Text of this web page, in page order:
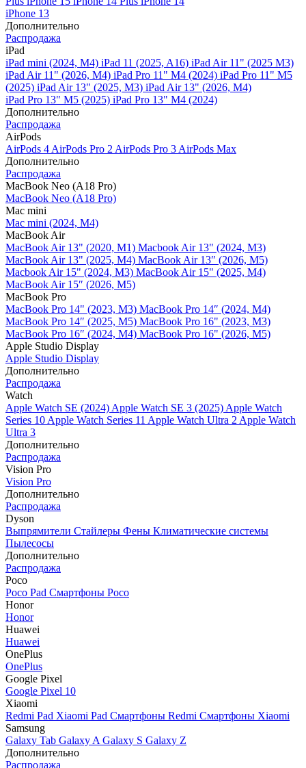
iPhone 13
Дополнительно
Распродажа
iPad
iPad mini (2024, M4) iPad 11 (2025, A16) iPad Air 11" (2025 M3)
iPad Air 11" (2026, M4) iPad Pro 11" M4 (2024) iPad Pro 11" M5
(2025) iPad Air 13" (2025, M3) iPad Air 13" (2026, M4)
iPad Pro 13" M5 (2025) iPad Pro 13" M4 (2024)
Дополнительно
Распродажа
AirPods
AirPods 4 AirPods Pro 2 AirPods Pro 3 AirPods Max
Дополнительно
Распродажа
MacBook Neo (A18 Pro)
MacBook Neo (A18 Pro)
Mac mini
Mac mini (2024, M4)
MacBook Air
MacBook Air 13" (2020, M1) Macbook Air 13" (2024, M3)
MacBook Air 13" (2025, M4) MacBook Air 13″ (2026, M5)
Macbook Air 15" (2024, M3) MacBook Air 15" (2025, M4)
MacBook Air 15″ (2026, M5)
MacBook Pro
MacBook Pro 14" (2023, M3) MacBook Pro 14″ (2024, M4)
MacBook Pro 14″ (2025, M5) MacBook Pro 16" (2023, M3)
MacBook Pro 16″ (2024, M4) MacBook Pro 16" (2026, M5)
Apple Studio Display
Apple Studio Display
Дополнительно
Распродажа
Watch
Apple Watch SE (2024) Apple Watch SE 3 (2025) Apple Watch
Series 10 Apple Watch Series 11 Apple Watch Ultra 2 Apple Watch
Ultra 3
Дополнительно
Распродажа
Vision Pro
Vision Pro
Дополнительно
Распродажа
Dyson
Выпрямители Стайлеры Фены Климатические системы
Пылесосы
Дополнительно
Распродажа
Poco
Poco Pad Смартфоны Poco
Honor
Honor
Huawei
Huawei
OnePlus
OnePlus
Google Pixel
Google Pixel 10
Xiaomi
Redmi Pad Xiaomi Pad Смартфоны Redmi Смартфоны Xiaomi
Samsung
Galaxy Tab Galaxy A Galaxy S Galaxy Z
Дополнительно
Распродажа